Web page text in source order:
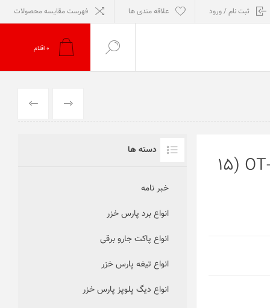
ثبت نام / ورود علاقه مندی ها فهرست مقایسه محصولات
0 اقلام
بعدی
تایمر توستر پارس خزر مدل OT-650P (15
دسته ها
خبر نامه
انواع برد پارس خزر
انواع پاکت جارو برقی
انواع تیغه پارس خزر
انواع دیگ پلوپز پارس خزر